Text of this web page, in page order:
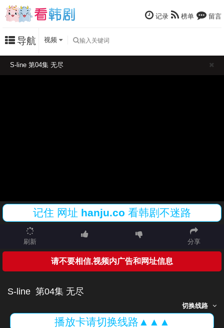
记录 榜单 留言
导航 视频
S-line 第04集 无尽
记住 网址 hanju.co 看韩剧不迷路
刷新 分享
请不要相信,视频内广告和网址信息
S-line 第04集 无尽
切换线路
播放卡请切换线路▲▲▲